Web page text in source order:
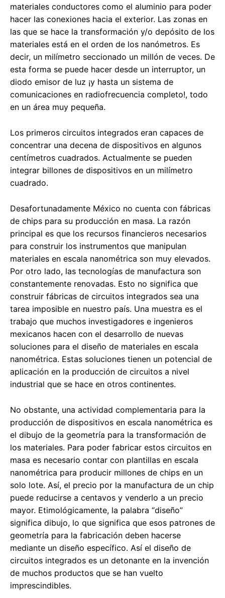
materiales conductores como el aluminio para poder
hacer las conexiones hacia el exterior. Las zonas en
las que se hace la transformación y/o depósito de los
materiales está en el orden de los nanómetros. Es
decir, un milímetro seccionado un millón de veces. De
esta forma se puede hacer desde un interruptor, un
diodo emisor de luz ¡y hasta un sistema de
comunicaciones en radiofrecuencia completo!, todo
en un área muy pequeña.
Los primeros circuitos integrados eran capaces de
concentrar una decena de dispositivos en algunos
centímetros cuadrados. Actualmente se pueden
integrar billones de dispositivos en un milímetro
cuadrado.
Desafortunadamente México no cuenta con fábricas
de chips para su producción en masa. La razón
principal es que los recursos financieros necesarios
para construir los instrumentos que manipulan
materiales en escala nanométrica son muy elevados.
Por otro lado, las tecnologías de manufactura son
constantemente renovadas. Esto no significa que
construir fábricas de circuitos integrados sea una
tarea imposible en nuestro país. Una muestra es el
trabajo que muchos investigadores e ingenieros
mexicanos hacen con el desarrollo de nuevas
soluciones para el diseño de materiales en escala
nanométrica. Estas soluciones tienen un potencial de
aplicación en la producción de circuitos a nivel
industrial que se hace en otros continentes.
No obstante, una actividad complementaria para la
producción de dispositivos en escala nanométrica es
el dibujo de la geometría para la transformación de
los materiales. Para poder fabricar estos circuitos en
masa es necesario contar con plantillas en escala
nanométrica para producir millones de chips en un
solo lote. Así, el precio por la manufactura de un chip
puede reducirse a centavos y venderlo a un precio
mayor. Etimológicamente, la palabra “diseño”
significa dibujo, lo que significa que esos patrones de
geometría para la fabricación deben hacerse
mediante un diseño específico. Así el diseño de
circuitos integrados es un detonante en la invención
de muchos productos que se han vuelto
imprescindibles.